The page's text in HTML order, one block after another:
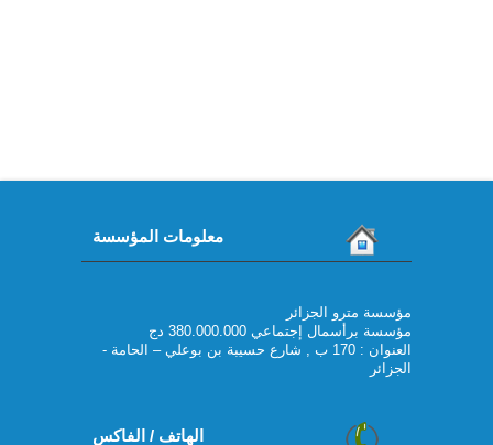
معلومات المؤسسة
مؤسسة مترو الجزائر
مؤسسة برأسمال إجتماعي 380.000.000 دج
العنوان : 170 ب , شارع حسيبة بن بوعلي – الحامة -
الجزائر
الهاتف / الفاكس